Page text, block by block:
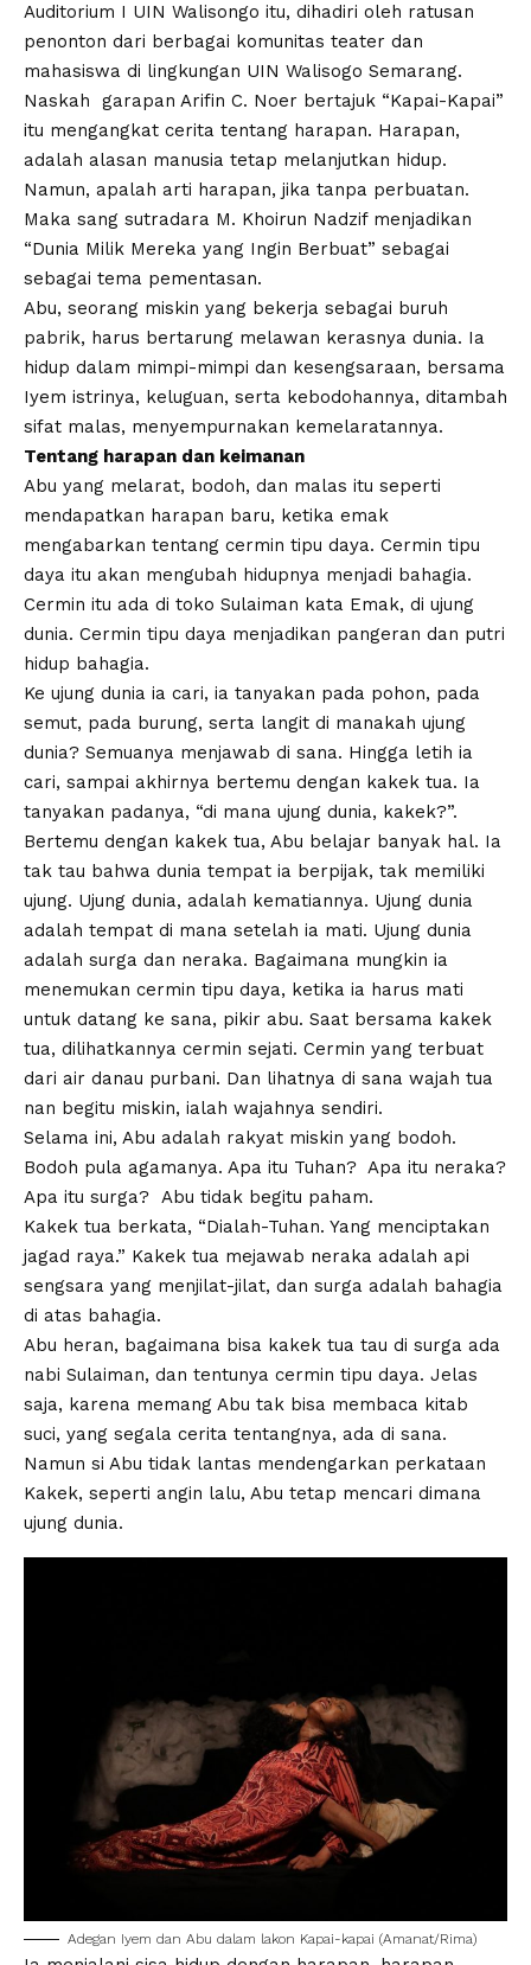
Auditorium I UIN Walisongo itu, dihadiri oleh ratusan
penonton dari berbagai komunitas teater dan
mahasiswa di lingkungan UIN Walisogo Semarang.
Naskah garapan Arifin C. Noer bertajuk “Kapai-Kapai”
itu mengangkat cerita tentang harapan. Harapan,
adalah alasan manusia tetap melanjutkan hidup.
Namun, apalah arti harapan, jika tanpa perbuatan.
Maka sang sutradara M. Khoirun Nadzif menjadikan
“Dunia Milik Mereka yang Ingin Berbuat” sebagai
sebagai tema pementasan.
Abu, seorang miskin yang bekerja sebagai buruh
pabrik, harus bertarung melawan kerasnya dunia. Ia
hidup dalam mimpi-mimpi dan kesengsaraan, bersama
Iyem istrinya, keluguan, serta kebodohannya, ditambah
sifat malas, menyempurnakan kemelaratannya.
Tentang harapan dan keimanan
Abu yang melarat, bodoh, dan malas itu seperti
mendapatkan harapan baru, ketika emak
mengabarkan tentang cermin tipu daya. Cermin tipu
daya itu akan mengubah hidupnya menjadi bahagia.
Cermin itu ada di toko Sulaiman kata Emak, di ujung
dunia. Cermin tipu daya menjadikan pangeran dan putri
hidup bahagia.
Ke ujung dunia ia cari, ia tanyakan pada pohon, pada
semut, pada burung, serta langit di manakah ujung
dunia? Semuanya menjawab di sana. Hingga letih ia
cari, sampai akhirnya bertemu dengan kakek tua. Ia
tanyakan padanya, “di mana ujung dunia, kakek?”.
Bertemu dengan kakek tua, Abu belajar banyak hal. Ia
tak tau bahwa dunia tempat ia berpijak, tak memiliki
ujung. Ujung dunia, adalah kematiannya. Ujung dunia
adalah tempat di mana setelah ia mati. Ujung dunia
adalah surga dan neraka. Bagaimana mungkin ia
menemukan cermin tipu daya, ketika ia harus mati
untuk datang ke sana, pikir abu. Saat bersama kakek
tua, dilihatkannya cermin sejati. Cermin yang terbuat
dari air danau purbani. Dan lihatnya di sana wajah tua
nan begitu miskin, ialah wajahnya sendiri.
Selama ini, Abu adalah rakyat miskin yang bodoh.
Bodoh pula agamanya. Apa itu Tuhan? Apa itu neraka?
Apa itu surga? Abu tidak begitu paham.
Kakek tua berkata, “Dialah-Tuhan. Yang menciptakan
jagad raya.” Kakek tua mejawab neraka adalah api
sengsara yang menjilat-jilat, dan surga adalah bahagia
di atas bahagia.
Abu heran, bagaimana bisa kakek tua tau di surga ada
nabi Sulaiman, dan tentunya cermin tipu daya. Jelas
saja, karena memang Abu tak bisa membaca kitab
suci, yang segala cerita tentangnya, ada di sana.
Namun si Abu tidak lantas mendengarkan perkataan
Kakek, seperti angin lalu, Abu tetap mencari dimana
ujung dunia.
Adegan Iyem dan Abu dalam lakon Kapai-kapai (Amanat/Rima)